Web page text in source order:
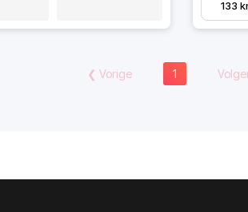
133
❮ Vorige 1